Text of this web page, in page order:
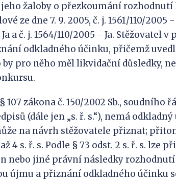
žaloby o přezkoumání rozhodnutí
ze dne 7. 9. 2005, č. j. 1561/110/2005 -
Ja a č. j. 1564/110/2005 - Ja. Stěžovatel
odkladného účinku, přičemž
pro něho měl likvidační důsledky,
zákona č. 150/2002 Sb., soudního
(dále jen „s. ř. s.“), nemá
na návrh stěžovatele přiznat;
4 s. ř. s. Podle § 73 odst. 2 s. ř. s. lze
nebo jiné právní následky
újmu a přiznání odkladného účinku